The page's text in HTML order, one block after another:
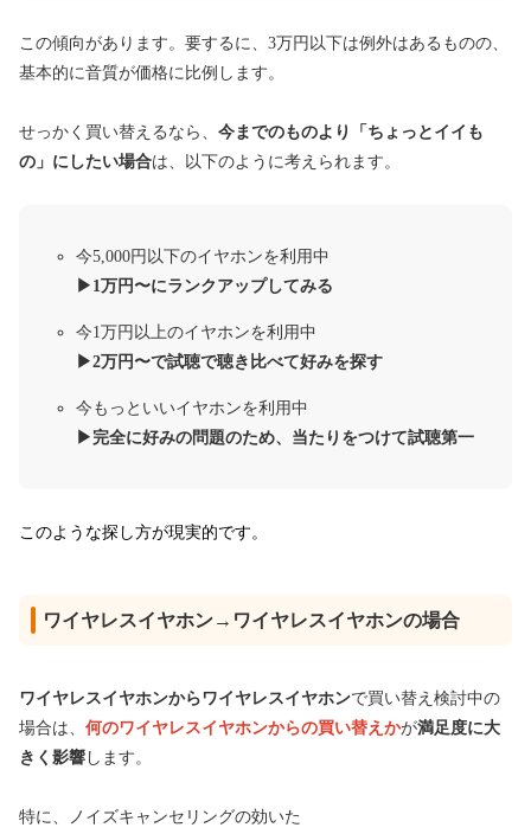
この傾向があります。要するに、3万円以下は例外はあるものの、
基本的に音質が価格に比例します。
せっかく買い替えるなら、 今までのものより「ちょっとイイも
の」にしたい場合は、以下のように考えられます。
今5,000円以下のイヤホンを利用中
▶︎1万円〜にランクアップしてみる
今1万円以上のイヤホンを利用中
▶︎2万円〜で試聴で聴き比べて好みを探す
今もっといいイヤホンを利用中
▶︎完全に好みの問題のため、当たりをつけて試聴第一
このような探し方が現実的です。
ワイヤレスイヤホン→ワイヤレスイヤホンの場合
ワイヤレスイヤホンからワイヤレスイヤホンで買い替え検討中の
場合は、 何のワイヤレスイヤホンからの買い替えかが満足度に大
きく影響 します。
特に、ノイズキャンセリングの効いた